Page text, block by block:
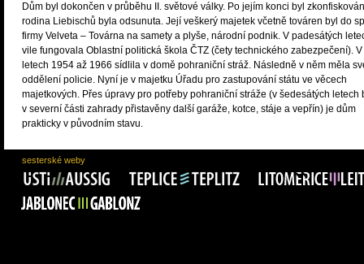
Dům byl dokončen v průběhu II. světové války. Po jejím konci byl
rodina Liebischů byla odsunuta. Její veškerý majetek včetně továren byl do
firmy Velveta – Továrna na samety a plyše, národní podnik. V padesátých
vile fungovala Oblastní politická škola ČTZ (čety technického zabezpečení). V
letech 1954 až 1966 sídlila v domě pohraniční stráž. Následně v něm měla
oddělení policie. Nyní je v majetku Úřadu pro zastupování státu ve věcech
majetkových. Přes úpravy pro potřeby pohraniční stráže (v šedesátých letech
v severní části zahrady přistavěny další garáže, kotce, stáje a vepřín) je dům
prakticky v původním stavu.
sesterské weby